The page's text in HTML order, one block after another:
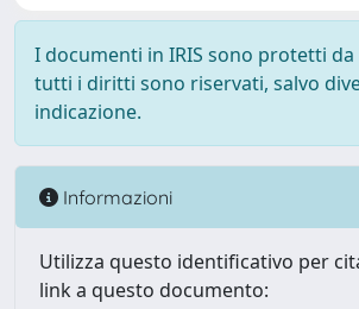
I documenti in IRIS sono protetti
tutti i diritti sono riservati, salvo
indicazione.
Informazioni
Utilizza questo identificativo per
link a questo documento: